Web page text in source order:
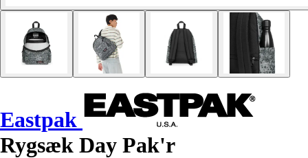
Eastpak
Rygsæk Day Pak'r